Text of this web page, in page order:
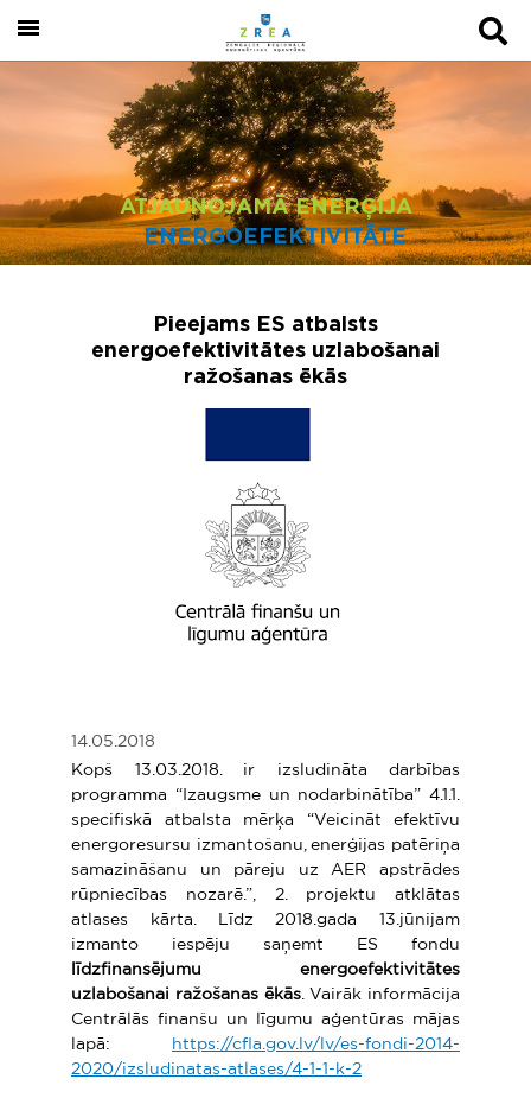
ATJAUNOJAMĀ ENERĢIJA
ENERGOEFEKTIVITĀTE
Pieejams ES atbalsts
energoefektivitātes uzlabošanai
ražošanas ēkās
14.05.2018
Kopš 13.03.2018. ir izsludināta darbības
programma “Izaugsme un nodarbinātība” 4.1.1.
specifiskā atbalsta mērķa “Veicināt efektīvu
energoresursu izmantošanu, enerģijas patēriņa
samazināšanu un pāreju uz AER apstrādes
rūpniecības nozarē.”, 2. projektu atklātas
atlases kārta. Līdz 2018.gada 13.jūnijam
izmanto iespēju saņemt ES fondu
līdzfinansējumu
energoefektivitātes
uzlabošanai ražošanas ēkās . Vairāk informācija
Centrālās finanšu un līgumu aģentūras mājas
lapā:
https://cfla.gov.lv/lv/es-fondi-2014-
2020/izsludinatas-atlases/4-1-1-k-2